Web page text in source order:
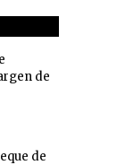
de
de